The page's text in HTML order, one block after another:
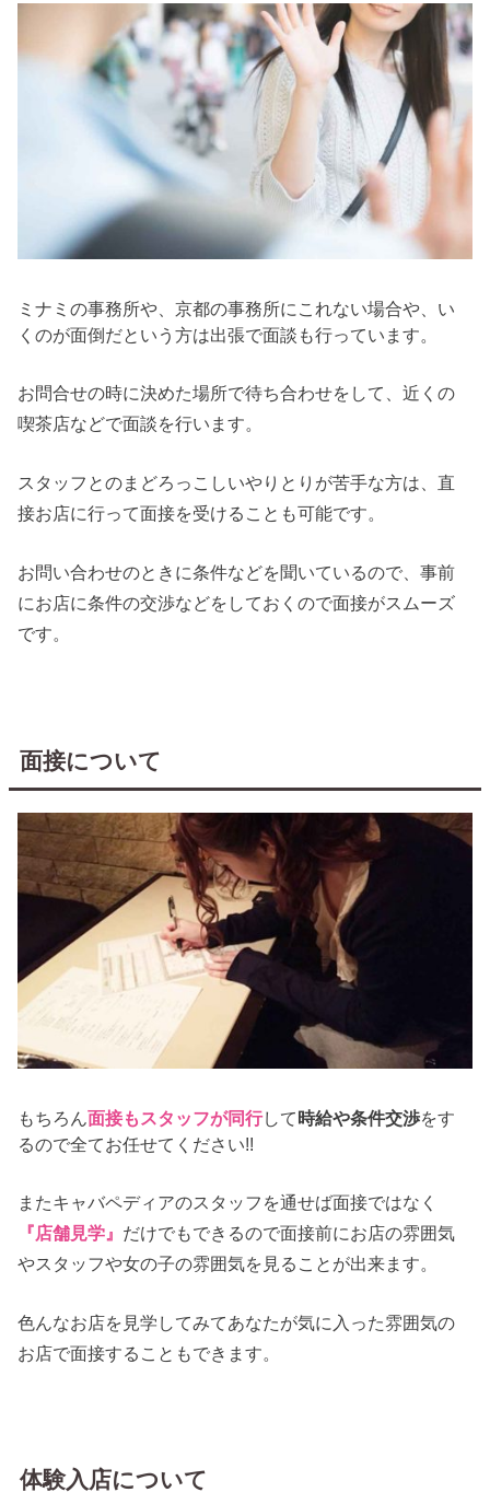
ミナミの事務所や、京都の事務所にこれない場合や、い
くのが面倒だという方は出張で面談も行っています。
お問合せの時に決めた場所で待ち合わせをして、近くの
喫茶店などで面談を行います。
スタッフとのまどろっこしいやりとりが苦手な方は、直
接お店に行って面接を受けることも可能です。
お問い合わせのときに条件などを聞いているので、事前
にお店に条件の交渉などをしておくので面接がスムーズ
です。
面接について
もちろん面接もスタッフが同行して 時給や条件交渉をす
るので全てお任せてください!!
またキャバペディアのスタッフを通せば面接ではなく
『店舗見学』 だけでもできるので面接前にお店の雰囲気
やスタッフや女の子の雰囲気を見ることが出来ます。
色んなお店を見学してみてあなたが気に入った雰囲気の
お店で面接することもできます。
体験入店について